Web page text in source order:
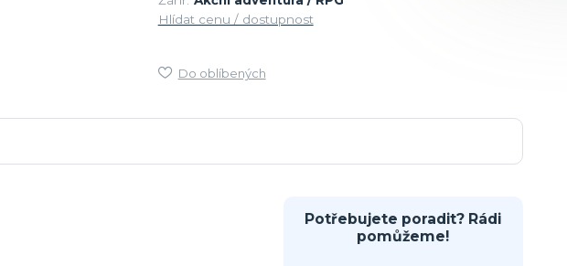
Hlídat cenu / dostupnost
Do oblíbených
Potřebujete poradit? Rádi
pomůžeme!